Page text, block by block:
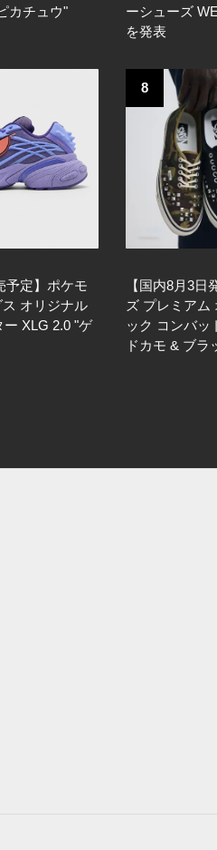
カチュウ"
ーシューズ
を発表
予定】ポケモ
オリジナル
ー XLG 2.0 "ゲ
8
【国内8月3日
ズ プレミアム
ック コンバッ
ドカモ & ブラ